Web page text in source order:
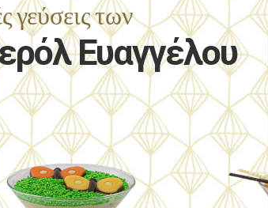
γεύσεις των
Ευαγγέλου